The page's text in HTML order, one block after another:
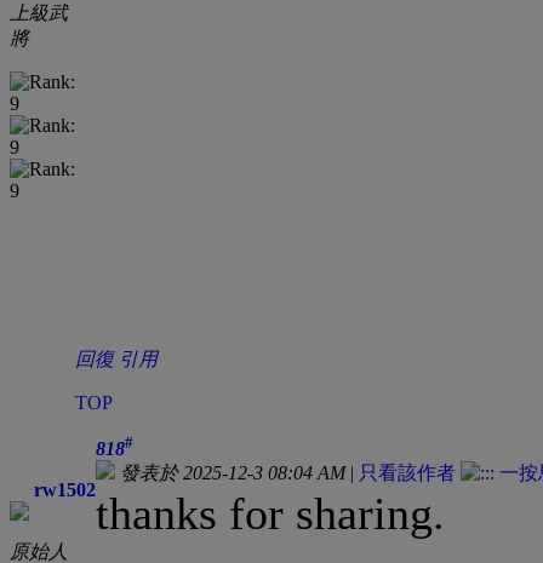
上級武
將
回復 引用
TOP
rw1502
原始人
818#
發表於 2025-12-3 08:04 AM| 只看該作者
thanks for sharing.